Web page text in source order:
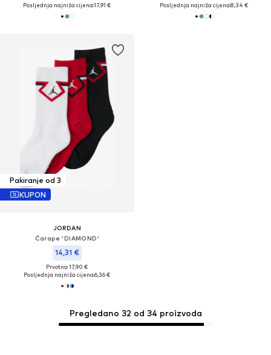
Posljednja najniža cijena:17,91 €
Posljednja najniža cijena:8,34 €
Pakiranje od 3
KUPON
JORDAN
Čarape 'DIAMOND'
14,31 €
Prvotno: 17,90 €
Posljednja najniža cijena:6,36 €
Pregledano 32 od 34 proizvoda